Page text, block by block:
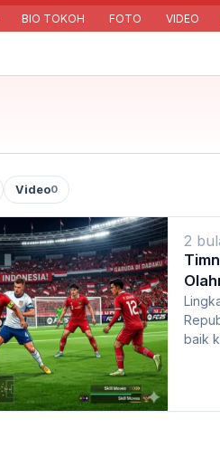
BIO TOKOH FOTO VIDEO
Video0
2
baik